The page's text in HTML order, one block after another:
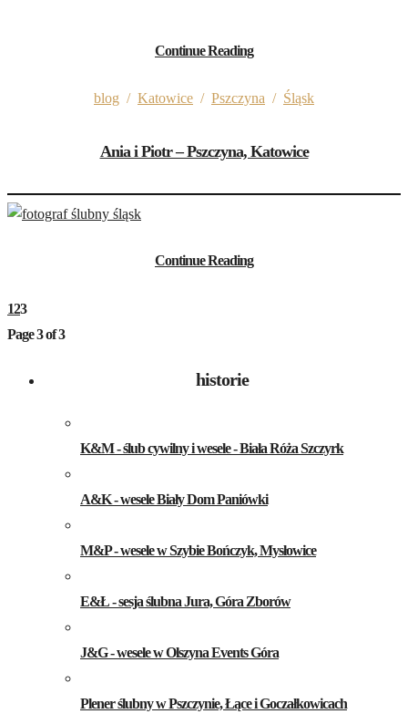
Continue Reading
blog / Katowice / Pszczyna / Śląsk
Ania i Piotr – Pszczyna, Katowice
Continue Reading
123
Page 3 of 3
historie
K&M - ślub cywilny i wesele - Biała Róża Szczyrk
A&K - wesele Biały Dom Paniówki
M&P - wesele w Szybie Bończyk, Mysłowice
E&Ł - sesja ślubna Jura, Góra Zborów
J&G - wesele w Olszyna Events Góra
Plener ślubny w Pszczynie, Łące i Goczałkowicach